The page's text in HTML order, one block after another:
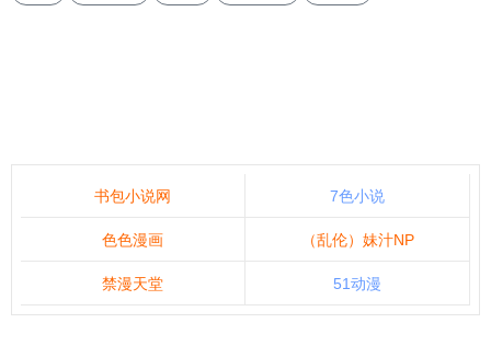
书包小说网 7色小说
色色漫画 （乱伦）妹汁NP
禁漫天堂 51动漫